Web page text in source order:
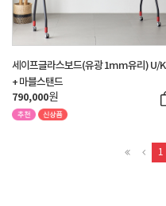
세이프글라스보드(유광 1mm유리) U/K
+ 마블스탠드
790,000원
1